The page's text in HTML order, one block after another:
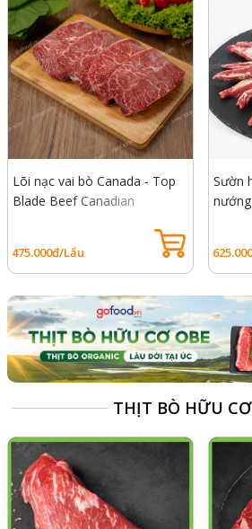
Lõi nạc vai bò Canada - Top
Blade Beef Canadian
475.000đ/Lẩu
Sườn
THỊT BÒ HỮU